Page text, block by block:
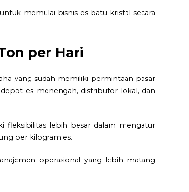
memulai bisnis es batu kristal secara
per Hari
yang sudah memiliki permintaan pasar
es menengah, distributor lokal, dan
fleksibilitas lebih besar dalam mengatur
per kilogram es.
operasional yang lebih matang